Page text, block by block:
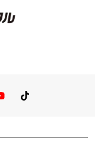
You TubeTikTok